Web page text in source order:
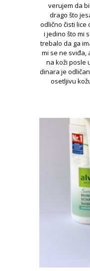
verujem da
drago što
odlično čisti lice
i jedino što mi
trebalo da ga
mi se ne sviđa,
na koži posle
dinara je
osetljivu